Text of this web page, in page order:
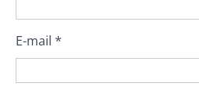
E-mail *